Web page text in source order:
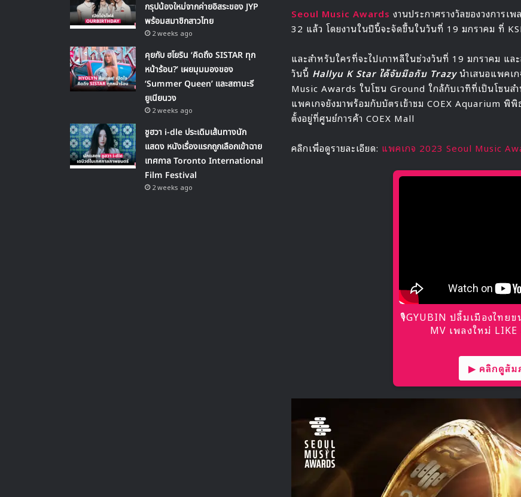
Seoul Music Awards งานประกาศรางวัลของวงการเ
32 แล้ว โดยงานในปีนี้จะจัดขึ้นในวันที่ 19 มกราคม ที่
และสำหรับใครที่จะไปเกาหลีในช่วงวันที่ 19 มกราคม และ
วันนี้ Hallyu K Star ได้จับมือกับ Trazyนำเสนอแพคเ
Music Awards ในโซน Ground ใกล้กับเวทีที่เป็นโซนส
แพคเกจยังมาพร้อมกับบัตรเข้าชม COEX Aquarium
ตั้งอยู่ที่ศูนย์การค้า COEX Mall
คลิกเพื่อดูรายละเอียด: แพคเกจ 2023 Seoul Music
🎙GYUBIN ปลื้มเมืองไทย
MV เพลงใหม่
▶ คลิกดูสัมภ
กรุปน้องใหม่จากค่ายอิสระของ JYP
พร้อมสมาชิกสาวไทย
2 weeks ago
คุยกับ ฮโยริน ‘คิดถึง SISTAR ทุก
หน้าร้อน?’ เผยมุมมองของ
‘Summer Queen’ และสถานะรี
ยูเนียนวง
2 weeks ago
ชูฮวา i-dle ประเดิมเส้นทางนัก
แสดง หนังเรื่องแรกถูกเลือกเข้าฉาย
เทศกาล Toronto International
Film Festival
2 weeks ago